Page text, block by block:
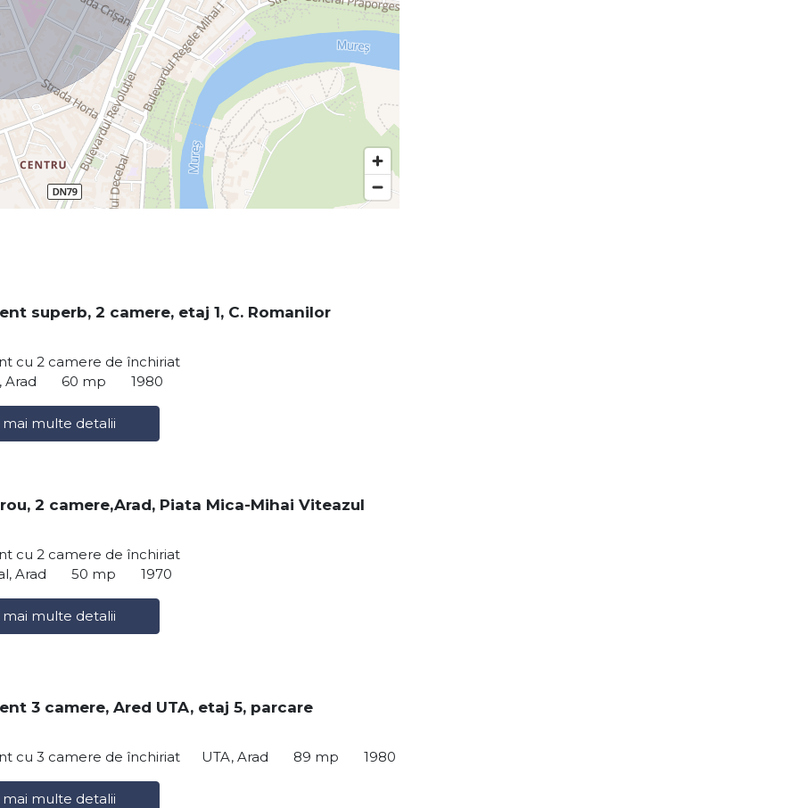
superb, 2 camere, etaj 1, C. Romanilor
cu 2 camere de închiriat
Arad
60 mp 1980
mai multe detalii
2 camere,Arad, Piata Mica-Mihai Viteazul
cu 2 camere de închiriat
Arad
50 mp 1970
mai multe detalii
3 camere, Ared UTA, etaj 5, parcare
cu 3 camere de închiriat UTA, Arad 89 mp 1980
mai multe detalii